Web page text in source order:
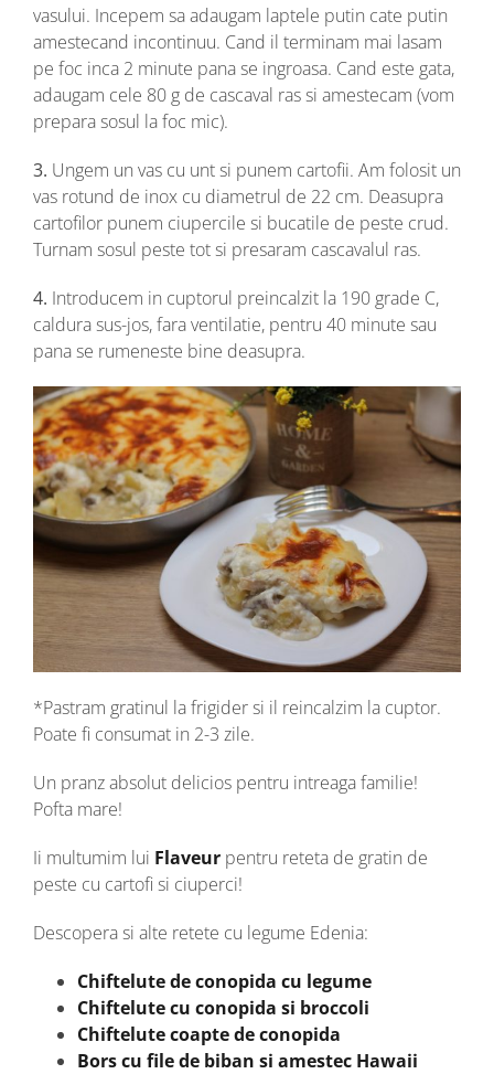
vasului. Incepem sa adaugam laptele putin cate putin
amestecand incontinuu. Cand il terminam mai lasam
pe foc inca 2 minute pana se ingroasa. Cand este gata,
adaugam cele 80 g de cascaval ras si amestecam (vom
prepara sosul la foc mic).
3. Ungem un vas cu unt si punem cartofii. Am folosit un
vas rotund de inox cu diametrul de 22 cm. Deasupra
cartofilor punem ciupercile si bucatile de peste crud.
Turnam sosul peste tot si presaram cascavalul ras.
4. Introducem in cuptorul preincalzit la 190 grade C,
caldura sus-jos, fara ventilatie, pentru 40 minute sau
pana se rumeneste bine deasupra.
*Pastram gratinul la frigider si il reincalzim la cuptor.
Poate fi consumat in 2-3 zile.
Un pranz absolut delicios pentru intreaga familie!
Pofta mare!
Ii multumim lui Flaveur pentru reteta de gratin de
peste cu cartofi si ciuperci!
Descopera si alte retete cu legume Edenia:
Chiftelute de conopida cu legume
Chiftelute cu conopida si broccoli
Chiftelute coapte de conopida
Bors cu file de biban si amestec Hawaii